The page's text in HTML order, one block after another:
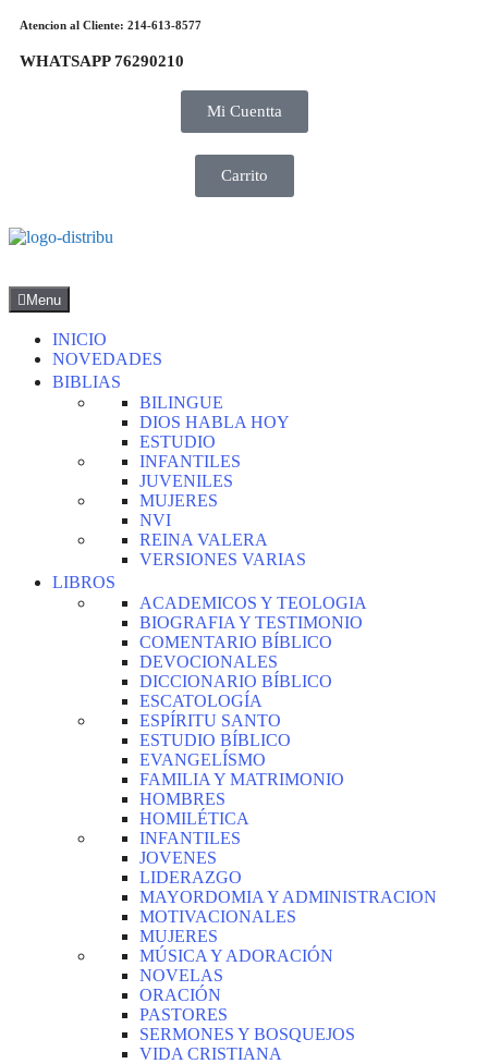
Atencion al Cliente: 214-613-8577
WHATSAPP 76290210
Mi Cuentta
Carrito
Menu
INICIO
NOVEDADES
BIBLIAS
BILINGUE
DIOS HABLA HOY
ESTUDIO
INFANTILES
JUVENILES
MUJERES
NVI
REINA VALERA
VERSIONES VARIAS
LIBROS
ACADEMICOS Y TEOLOGIA
BIOGRAFIA Y TESTIMONIO
COMENTARIO BÍBLICO
DEVOCIONALES
DICCIONARIO BÍBLICO
ESCATOLOGÍA
ESPÍRITU SANTO
ESTUDIO BÍBLICO
EVANGELÍSMO
FAMILIA Y MATRIMONIO
HOMBRES
HOMILÉTICA
INFANTILES
JOVENES
LIDERAZGO
MAYORDOMIA Y ADMINISTRACION
MOTIVACIONALES
MUJERES
MÚSICA Y ADORACIÓN
NOVELAS
ORACIÓN
PASTORES
SERMONES Y BOSQUEJOS
VIDA CRISTIANA